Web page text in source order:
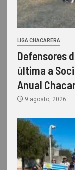
LIGA CHACARERA
Defensores
última a
Anual
9 agosto, 2026